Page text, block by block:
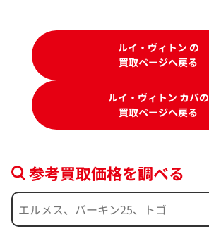
ルイ・ヴィトン の
買取ページへ戻る
ルイ・ヴィトン カバの
買取ページへ戻る
参考買取価格を調べる